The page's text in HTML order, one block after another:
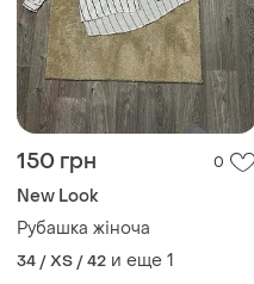
150 грн 0
New Look
Рубашка жіноча
34 / XS / 42 и еще 1